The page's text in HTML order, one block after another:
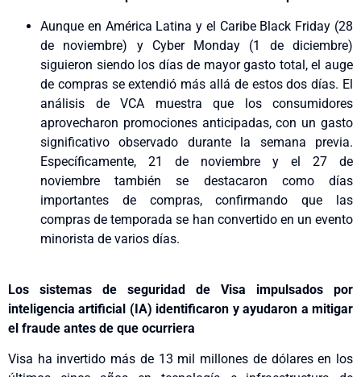
Aunque en América Latina y el Caribe Black Friday (28
de noviembre) y Cyber Monday (1 de diciembre)
siguieron siendo los días de mayor gasto total, el auge
de compras se extendió más allá de estos dos días. El
análisis de VCA muestra que los consumidores
aprovecharon promociones anticipadas, con un gasto
significativo observado durante la semana previa.
Específicamente, 21 de noviembre y el 27 de
noviembre también se destacaron como días
importantes de compras, confirmando que las
compras de temporada se han convertido en un evento
minorista de varios días.
Los sistemas de seguridad de Visa impulsados por
inteligencia artificial (IA) identificaron y ayudaron a mitigar
el fraude antes de que ocurriera
Visa ha invertido más de 13 mil millones de dólares en los